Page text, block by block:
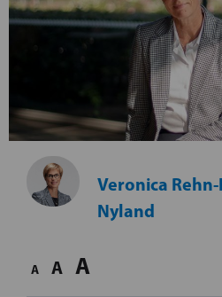
Veronica
Nyland
A A A